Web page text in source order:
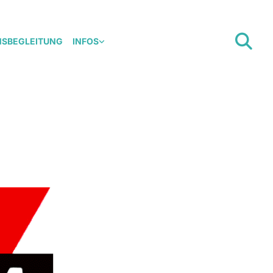
INFOS